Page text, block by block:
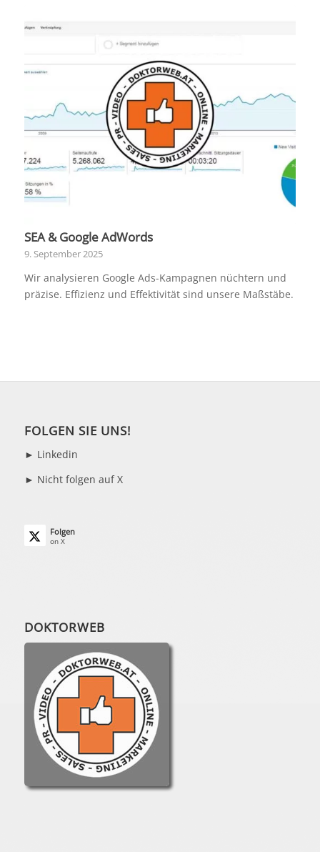
SEA & Google AdWords
9. September 2025
Wir analysieren Google Ads-Kampagnen nüchtern und
präzise. Effizienz und Effektivität sind unsere Maßstäbe.
FOLGEN SIE UNS!
► Linkedin
► Nicht folgen auf X
Folgen
on X
DOKTORWEB